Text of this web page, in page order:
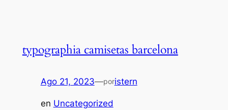
typographia camisetas barcelona
Ago 21, 2023—poristern
en Uncategorized